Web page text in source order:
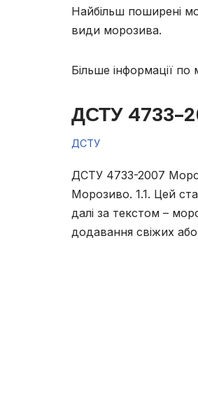
Найбільш поширені
види морозива.
Більше інформації
ДСТУ 4733-
ДСТУ
ДСТУ 4733-2007
Морозиво. 1.1. Цей
далі за текстом –
додавання свіжих